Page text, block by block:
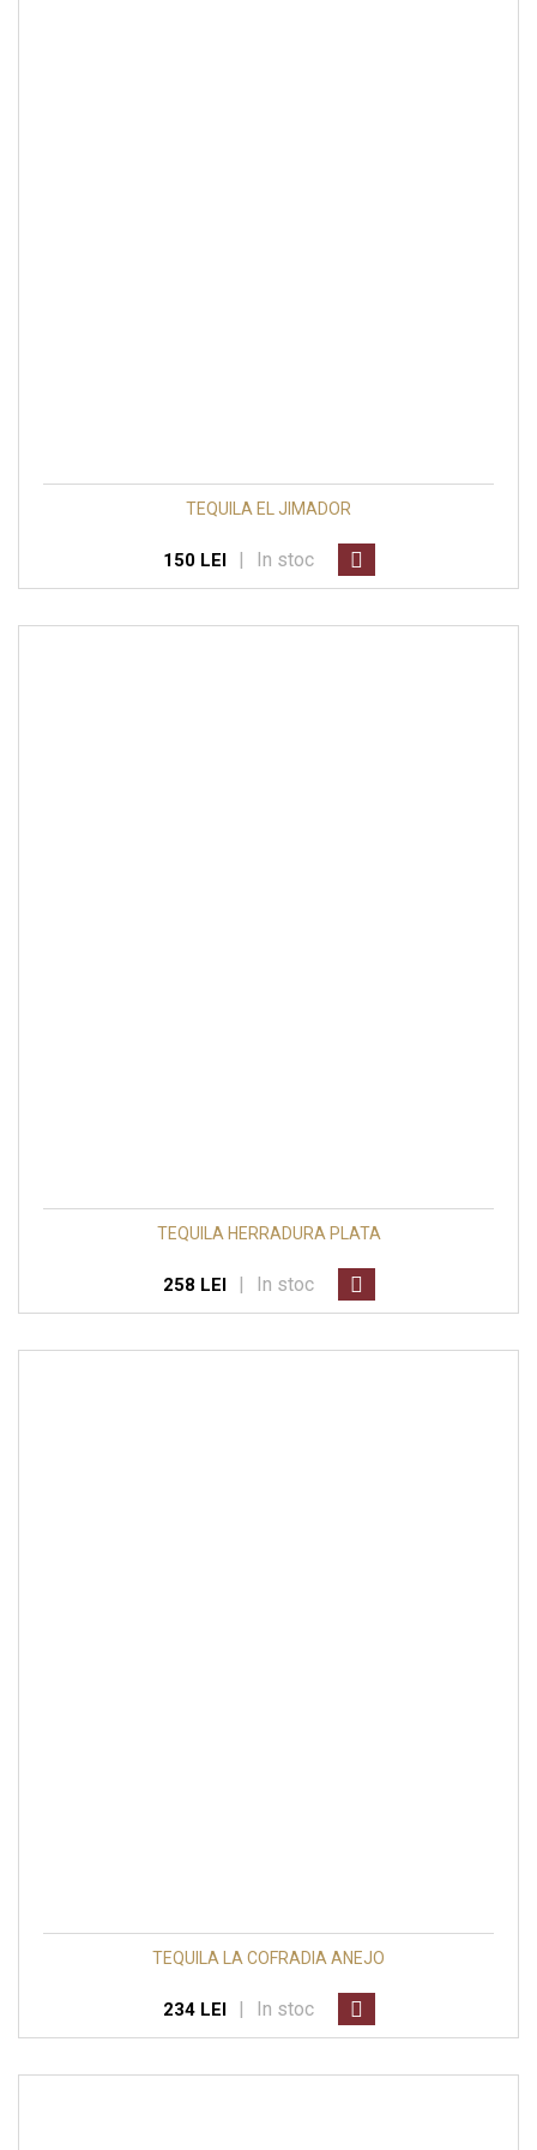
TEQUILA EL JIMADOR
150 LEI | In stoc
TEQUILA HERRADURA PLATA
258 LEI In stoc
TEQUILA LA COFRADIA ANEJO
234 LEI In stoc